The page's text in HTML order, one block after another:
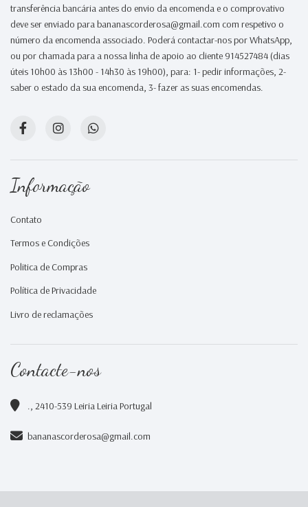
transferência bancária antes do envio da encomenda e o comprovativo
deve ser enviado para bananascorderosa@gmail.com com respetivo o
número da encomenda associado. Poderá contactar-nos por WhatsApp,
ou por chamada para a nossa linha de apoio ao cliente 914527484 (dias
úteis 10h00 às 13h00 - 14h30 às 19h00), para: 1- pedir informações, 2-
saber o estado da sua encomenda, 3- fazer as suas encomendas.
Informação
Contato
Termos e Condições
Politica de Compras
Política de Privacidade
Livro de reclamações
Contacte-nos
., 2410-539 Leiria Leiria Portugal
bananascorderosa@gmail.com